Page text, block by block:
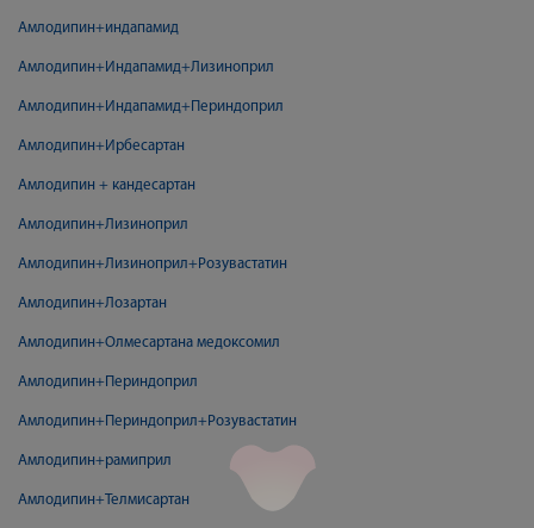
Амлодипин+индапамид
Амлодипин+Индапамид+Лизиноприл
Амлодипин+Индапамид+Периндоприл
Амлодипин+Ирбесартан
Амлодипин + кандесартан
Амлодипин+Лизиноприл
Амлодипин+Лизиноприл+Розувастатин
Амлодипин+Лозартан
Амлодипин+Олмесартана медоксомил
Амлодипин+Периндоприл
Амлодипин+Периндоприл+Розувастатин
Амлодипин+рамиприл
Амлодипин+Телмисартан